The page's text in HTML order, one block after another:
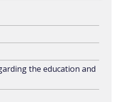
the education and